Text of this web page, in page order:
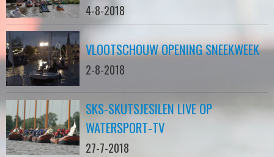
4-8-2018
VLOOTSCHOUW OPENING SNEEKWEEK
2-8-2018
SKS-SKUTSJESILEN LIVE OP
WATERSPORT-TV
27-7-2018